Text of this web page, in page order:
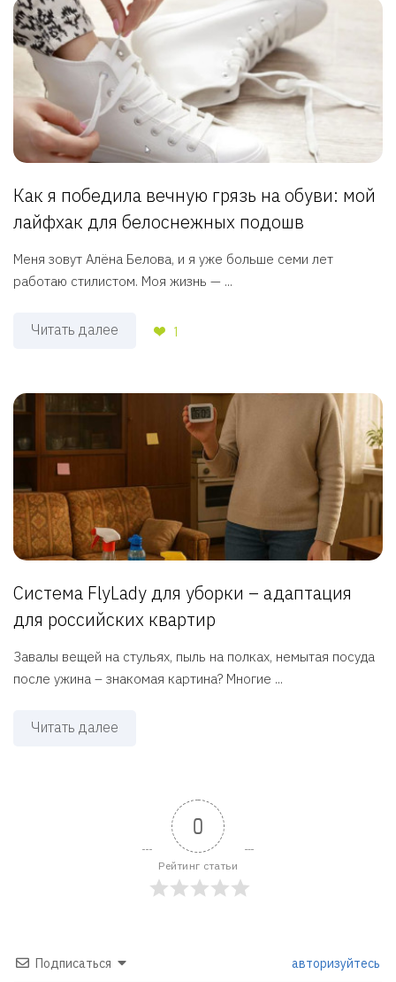
Как я победила вечную грязь на обуви: мой
лайфхак для белоснежных подошв
Меня зовут Алёна Белова, и я уже больше семи лет
работаю стилистом. Моя жизнь — ...
Читать далее 1
Система FlyLady для уборки – адаптация
для российских квартир
Завалы вещей на стульях, пыль на полках, немытая посуда
после ужина – знакомая картина? Многие ...
Читать далее
0
Рейтинг статьи
Подписаться авторизуйтесь